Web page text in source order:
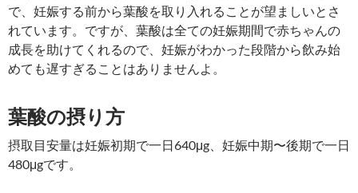
で、妊娠する前から葉酸を取り入れることが望ましいとさ
れています。ですが、葉酸は全ての妊娠期間で赤ちゃんの
成長を助けてくれるので、妊娠がわかった段階から飲み始
めても遅すぎることはありませんよ。
葉酸の摂り方
摂取目安量は妊娠初期で一日640μg、妊娠中期〜後期で一日
480μgです。